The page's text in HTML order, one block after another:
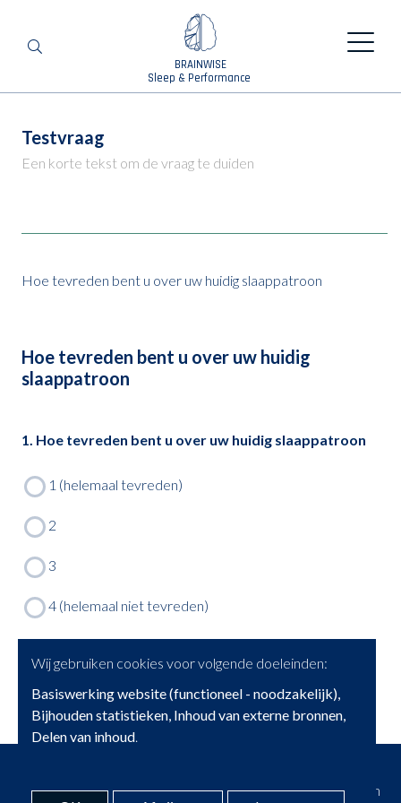
BRAINWISE
Sleep & Performance
Testvraag
Een korte tekst om de vraag te duiden
Hoe tevreden bent u over uw huidig slaappatroon
Hoe tevreden bent u over uw huidig
slaappatroon
1. Hoe tevreden bent u over uw huidig slaappatroon
© Copyright 2026 | Brainwise • Alle rechten voorbehouden
Wij gebruiken cookies voor volgende doeleinden:
Basiswerking website (functioneel - noodzakelijk),
Bijhouden statistieken, Inhoud van externe bronnen,
Delen van inhoud.